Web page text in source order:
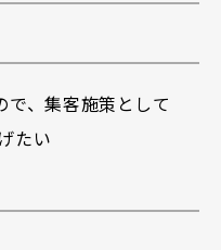
、集客施策として
たい